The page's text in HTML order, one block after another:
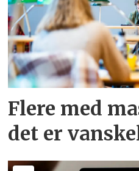
Flere med
det er